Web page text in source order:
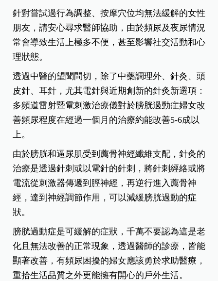
針對嘗試過行為調整、按摩穴位均無法緩解的女性
朋友，請安心尋求醫師協助，由於頻尿及夜尿情況
常會導致生活上極多不便，甚至影響社交活動和心
理狀態。
透過中醫的望聞問切，除了中藥調理外、針灸、頭
皮針、耳針，尤其電針與近期創新的針灸新選項：
多頻道雷射暨電刺激治療儀對於膀胱過動症婦女改
善頻尿程度在經過一個月的治療約能改善5-6成以
上。
由於膀胱和逼尿肌受到薦骨神經纖維支配，針灸的
治療是透過針刺或以電針的針刺，將針刺經絡或將
電流從刺激器傳遞到脛神經，再逆行進入薦骨神
經，達到神經調節作用，可以減緩膀胱過動的症
狀。
膀胱過動症是可緩解的症狀，千萬不要認為這是老
化且無法改善的正常現象，透過醫師的診療，皆能
顯著改善，有頻尿困擾的婦女應該勇於求助醫療，
重拾生活品質之外更能擁有開心的戶外生活。